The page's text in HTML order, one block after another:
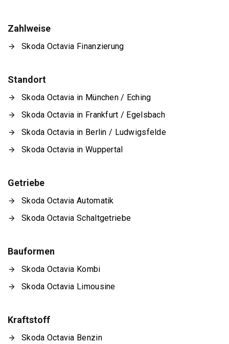
Zahlweise
Skoda Octavia Finanzierung
Standort
Skoda Octavia in München / Eching
Skoda Octavia in Frankfurt / Egelsbach
Skoda Octavia in Berlin / Ludwigsfelde
Skoda Octavia in Wuppertal
Getriebe
Skoda Octavia Automatik
Skoda Octavia Schaltgetriebe
Bauformen
Skoda Octavia Kombi
Skoda Octavia Limousine
Kraftstoff
Skoda Octavia Benzin